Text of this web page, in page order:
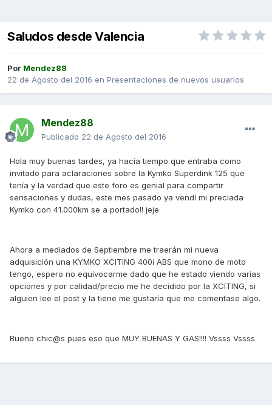
Saludos desde Valencia
Por Mendez88
22 de Agosto del 2016 en Presentaciones de nuevos usuarios
Mendez88
Publicado 22 de Agosto del 2016
Hola muy buenas tardes, ya hacía tiempo que entraba como
invitado para aclaraciones sobre la Kymko Superdink 125 que
tenía y la verdad que este foro es genial para compartir
sensaciones y dudas, este mes pasado ya vendí mi preciada
Kymko con 41.000km se a portado!! jeje
Ahora a mediados de Septiembre me traerán mi nueva
adquisición una KYMKO XCITING 400i ABS que mono de moto
tengo, espero no equivocarme dado que he estado viendo varias
opciones y por calidad/precio me he decidido por la XCITING, si
alguien lee el post y la tiene me gustaría que me comentase algo.
Bueno chic@s pues eso que MUY BUENAS Y GAS!!!! Vssss Vssss